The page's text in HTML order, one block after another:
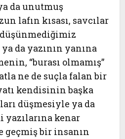
da unutmuş
lafın kısası, savcılar
da yazının yanına
“burası olmamış”
ne de suçla falan bir
kendisinin başka
düşmesiyle ya da
yazılarına kenar
geçmiş bir insanın